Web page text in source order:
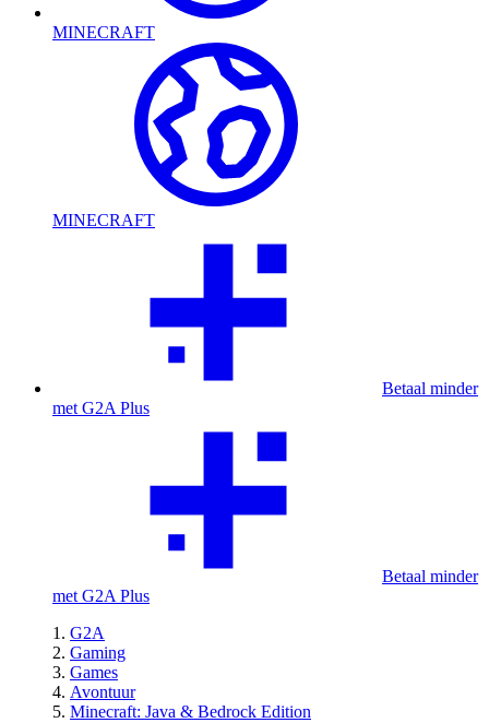
MINECRAFT
MINECRAFT
Betaal minder
met G2A Plus
Betaal minder
met G2A Plus
G2A
Gaming
Games
Avontuur
Minecraft: Java & Bedrock Edition